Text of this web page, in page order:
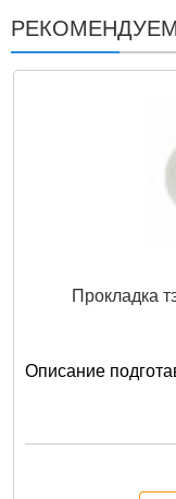
Прокладка
Описание